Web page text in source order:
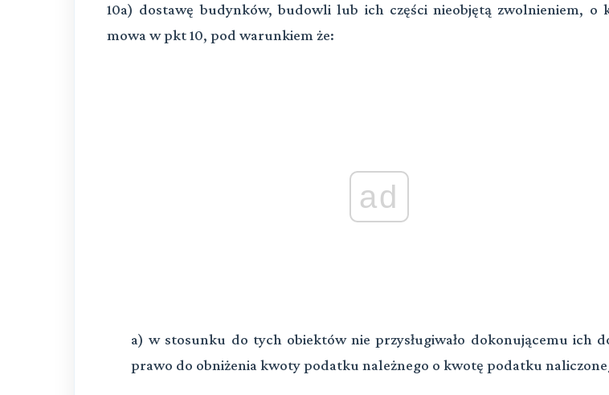
10a) dostawę budynków, budowli lub ich części nieobjętą zwolnieniem, o
mowa w pkt 10, pod warunkiem że:
ad
a) w stosunku do tych obiektów nie przysługiwało dokonującemu ich
prawo do obniżenia kwoty podatku należnego o kwotę podatku